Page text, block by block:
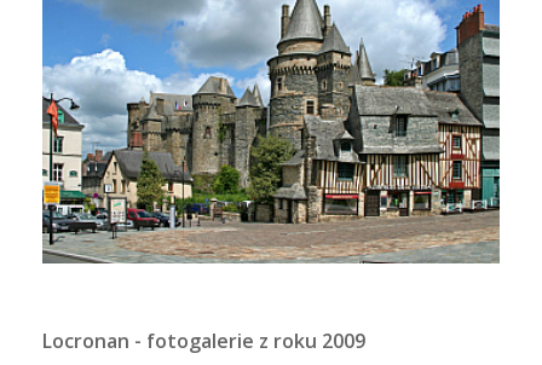
Locronan - fotogalerie z roku 2009